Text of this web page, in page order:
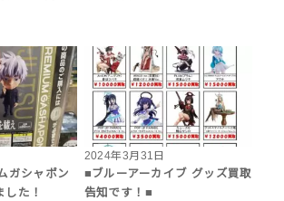
ガシャポン
た！
2024年3月31日
■ブルーアーカイブ グッズ買取
告知です！■